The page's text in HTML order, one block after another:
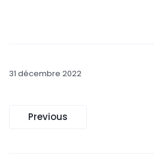
31 décembre 2022
Navigation
Previous